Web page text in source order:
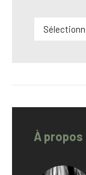
Catégories
À propos